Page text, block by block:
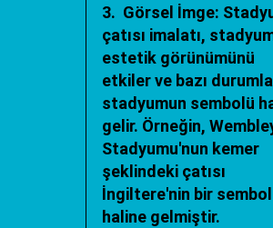
3. Görsel İmge:
çatısı imalatı,
estetik görünümünü
etkiler ve bazı
stadyumun sembolü
gelir. Örneğin,
Stadyumu'nun kemer
şeklindeki çatısı
İngiltere'nin bir
haline gelmiştir.